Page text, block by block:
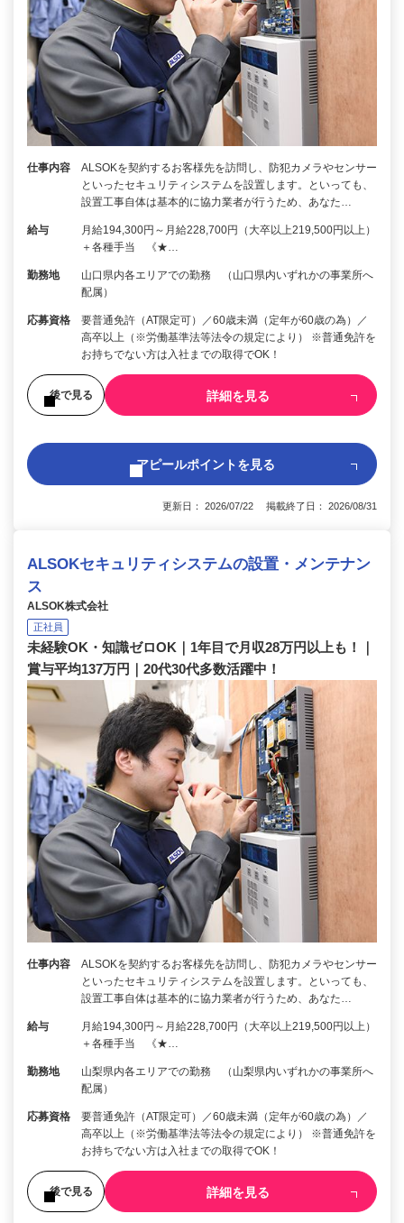
仕事内容
ALSOKを契約するお客様先を訪問し、防犯カメラやセンサー
といったセキュリティシステムを設置します。といっても、
設置工事自体は基本的に協力業者が行うため、あなた…
給与
月給194,300円～月給228,700円（大卒以上219,500円以上）
＋各種手当 《★…
勤務地
山口県内各エリアでの勤務 （山口県内いずれかの事業所へ
配属）
応募資格
要普通免許（AT限定可）／60歳未満（定年が60歳の為）／
高卒以上（※労働基準法等法令の規定により） ※普通免許を
お持ちでない方は入社までの取得でOK！
後で見る 詳細を見る
アピールポイントを見る
更新日： 2026/07/22 掲載終了日： 2026/08/31
ALSOKセキュリティシステムの設置・メンテナン
ス
ALSOK株式会社
正社員
未経験OK・知識ゼロOK｜1年目で月収28万円以上も！｜
賞与平均137万円｜20代30代多数活躍中！
仕事内容
ALSOKを契約するお客様先を訪問し、防犯カメラやセンサー
といったセキュリティシステムを設置します。といっても、
設置工事自体は基本的に協力業者が行うため、あなた…
給与
月給194,300円～月給228,700円（大卒以上219,500円以上）
＋各種手当 《★…
勤務地
山梨県内各エリアでの勤務 （山梨県内いずれかの事業所へ
配属）
応募資格
要普通免許（AT限定可）／60歳未満（定年が60歳の為）／
高卒以上（※労働基準法等法令の規定により） ※普通免許を
お持ちでない方は入社までの取得でOK！
後で見る 詳細を見る